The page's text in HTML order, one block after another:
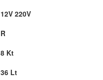
12V 220V
R
8 Kt
36 Lt